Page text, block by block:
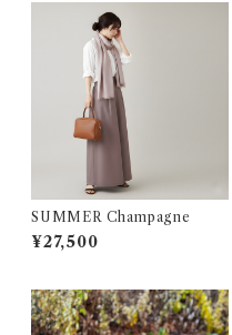
SUMMER Champagne
¥27,500